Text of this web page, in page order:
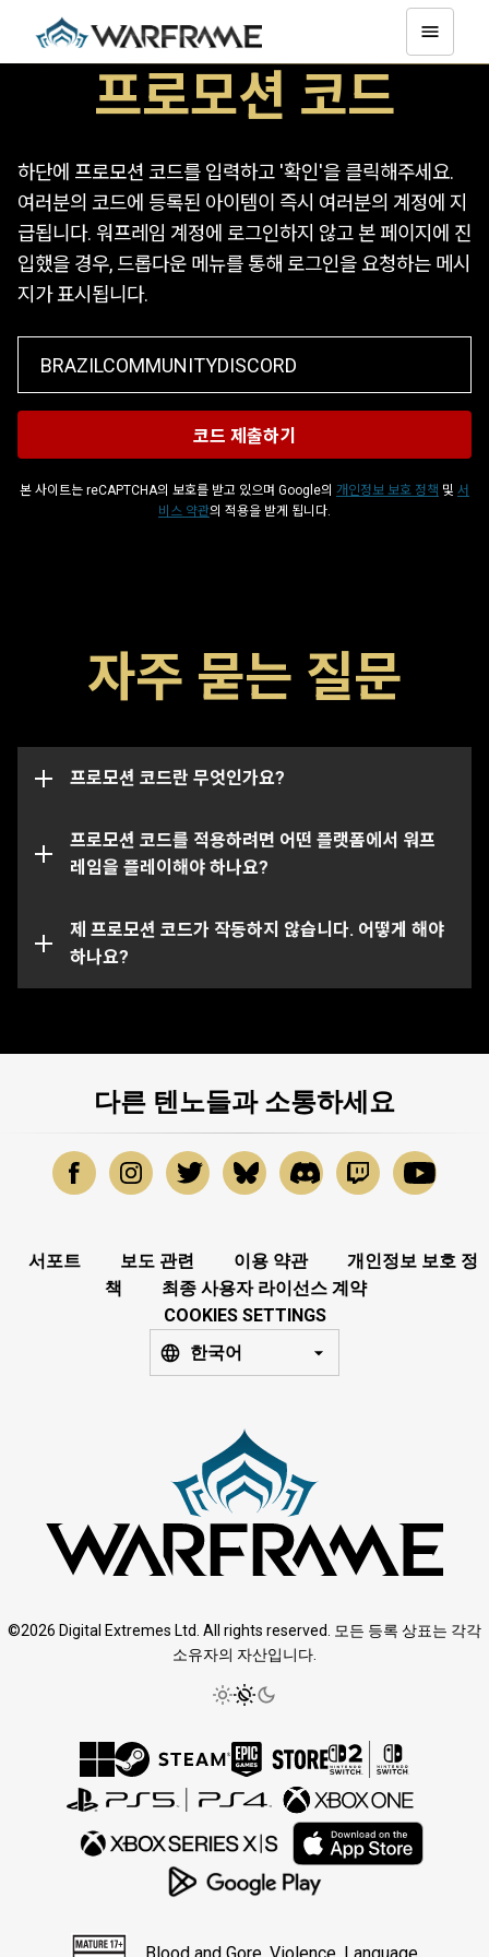
프로모션 코드
하단에 프로모션 코드를 입력하고 '확인'을 클릭해주세요.
여러분의 코드에 등록된 아이템이 즉시 여러분의 계정에 지
급됩니다. 워프레임 계정에 로그인하지 않고 본 페이지에 진
입했을 경우, 드롭다운 메뉴를 통해 로그인을 요청하는 메시
지가 표시됩니다.
본 사이트는 reCAPTCHA의 보호를 받고 있으며 Google의 개인정보 보호 정책 및 서
비스 약관의 적용을 받게 됩니다.
자주 묻는 질문
프로모션 코드란 무엇인가요?
이템을 해금할 수 있는 특수 코드입니다. 코드에는 일반적
으로 해당 날짜까지 사용할 수 있는 만료일이 존재하며 만
계정에 한정으로 연결될 수도 있으며, 이 경우 본래 코드가
전송된 계정에서만 작동됩니다.
프로모션 코드를 적용하려면 어떤 플랫폼에서 워프
레임을 플레이해야 하나요?
이 프로모션 코드 페이지에서는 여러분의 워프레임 계정이
참조해주시기 바랍니다. 여러분이 선택한 플랫폼에 연결된
계정에 올바르게 로그인되어 있는지 꼭 확인해주세요.
제 프로모션 코드가 작동하지 않습니다. 어떻게 해야
하나요?
있습니다. 특정 문제에 대한 추가 지원이 필요하신 경우,서
포트 팀에 문의를 제출해주세요.
다른 텐노들과 소통하세요
서포트 보도 관련 이용 약관
개인정보 보호 정
책
최종 사용자 라이선스 계약
COOKIES SETTINGS
한국어
©2026 Digital Extremes Ltd. All rights reserved. 모든 등록 상표는 각각
소유자의 자산입니다.